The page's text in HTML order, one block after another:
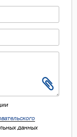
данных